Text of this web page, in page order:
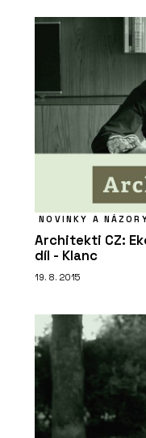
NOVINKY A
Architekti CZ:
díl - Klanc
19. 8. 2015